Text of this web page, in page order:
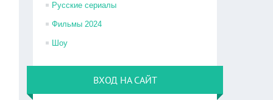
Русские сериалы
Фильмы 2024
Шоу
ВХОД НА САЙТ